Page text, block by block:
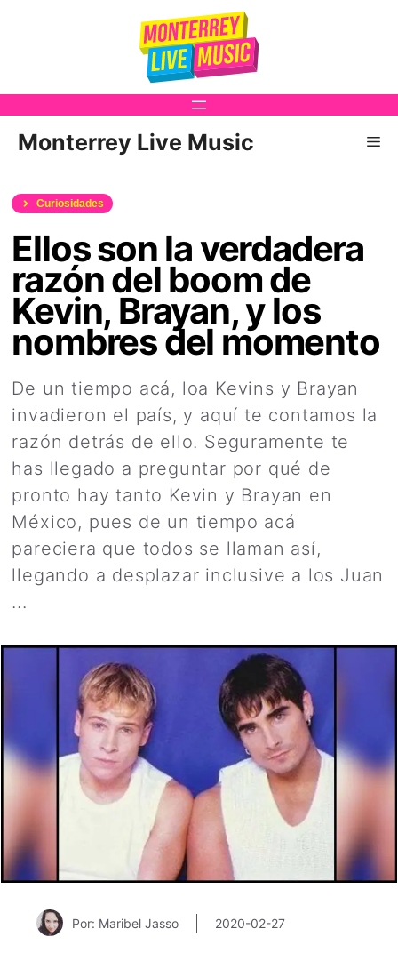
Monterrey Live Music
Curiosidades
Ellos son la verdadera
razón del boom de
Kevin, Brayan, y los
nombres del momento
De un tiempo acá, loa Kevins y Brayan
invadieron el país, y aquí te contamos la
razón detrás de ello. Seguramente te
has llegado a preguntar por qué de
pronto hay tanto Kevin y Brayan en
México, pues de un tiempo acá
pareciera que todos se llaman así,
llegando a desplazar inclusive a los Juan
...
Por: Maribel Jasso 2020-02-27